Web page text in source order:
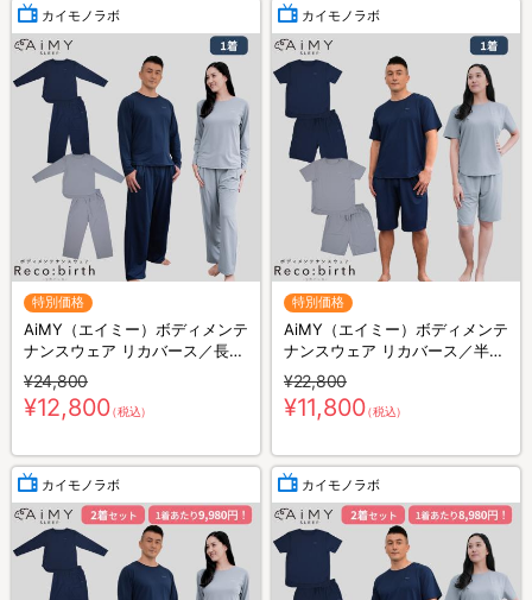
カイモノラボ
特別価格
AiMY（エイミー）ボディメンテ
ナンスウェア リカバース／長袖
長ズボン／上下セット／リカバ
リーウェア
¥24,800
¥12,800（税込）
カイモノラボ
特別価格
AiMY（エイミー）ボディメンテ
ナンスウェア リカバース／半袖
半ズボン／上下セット／リカバ
リーウェア
¥22,800
¥11,800（税込）
カイモノラボ カイモノラボ